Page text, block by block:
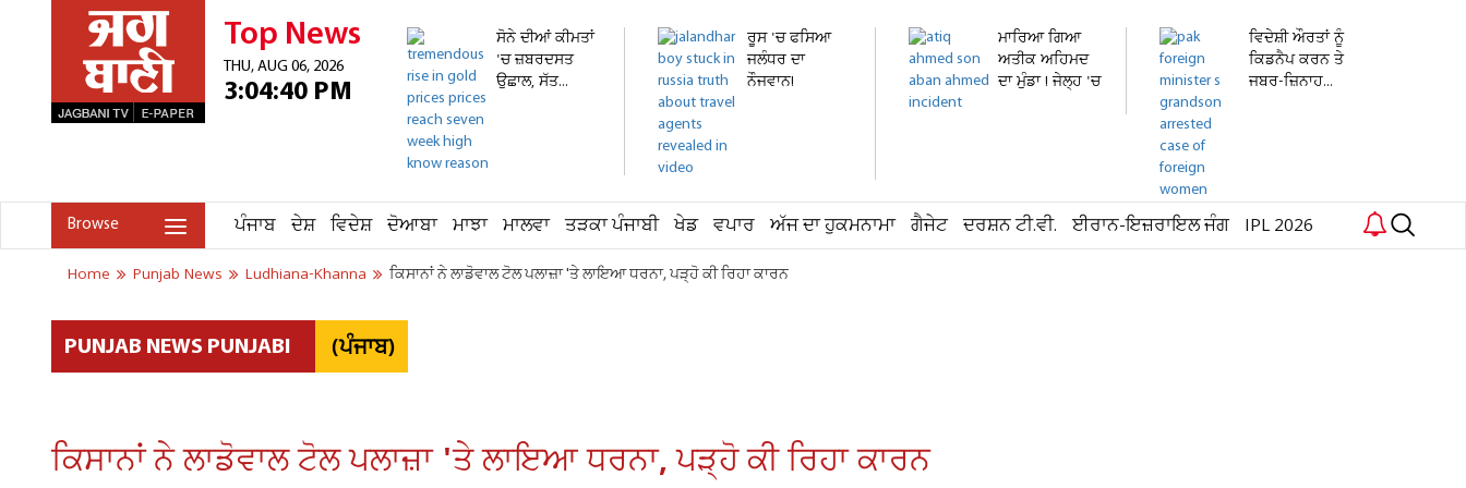
Top News
THU, AUG 06, 2026
3:04:40 PM
ਸੋਨੇ ਦੀਆਂ ਕੀਮਤਾਂ
'ਚ ਜ਼ਬਰਦਸਤ
ਉਛਾਲ, ਸੱਤ...
ਰੂਸ 'ਚ ਫਸਿਆ
ਜਲੰਧਰ ਦਾ
ਨੌਜਵਾਨ!
ਮਾਰਿਆ ਗਿਆ
ਅਤੀਕ ਅਹਿਮਦ
ਦਾ ਮੁੰਡਾ ! ਜੇਲ੍ਹ 'ਚ
ਵਿਦੇਸ਼ੀ ਔਰਤਾਂ ਨੂੰ
ਕਿਡਨੈਪ ਕਰਨ ਤੇ
ਜਬਰ-ਜ਼ਿਨਾਹ...
Browse ਪੰਜਾਬ ਦੇਸ਼ ਵਿਦੇਸ਼ ਦੋਆਬਾ ਮਾਝਾ ਮਾਲਵਾ ਤੜਕਾ ਪੰਜਾਬੀ ਖੇਡ ਵਪਾਰ ਅੱਜ ਦਾ ਹੁਕਮਨਾਮਾ ਗੈਜੇਟ ਦਰਸ਼ਨ ਟੀ.ਵੀ. ਈਰਾਨ-ਇਜ਼ਰਾਇਲ ਜੰਗ IPL 2026
Home Punjab News Ludhiana-Khanna ਕਿਸਾਨਾਂ ਨੇ ਲਾਡੋਵਾਲ ਟੋਲ ਪਲਾਜ਼ਾ 'ਤੇ ਲਾਇਆ ਧਰਨਾ, ਪੜ੍ਹੋ ਕੀ ਰਿਹਾ ਕਾਰਨ
PUNJAB NEWS PUNJABI (ਪੰਜਾਬ)
ਕਿਸਾਨਾਂ ਨੇ ਲਾਡੋਵਾਲ ਟੋਲ ਪਲਾਜ਼ਾ 'ਤੇ ਲਾਇਆ ਧਰਨਾ, ਪੜ੍ਹੋ ਕੀ ਰਿਹਾ ਕਾਰਨ